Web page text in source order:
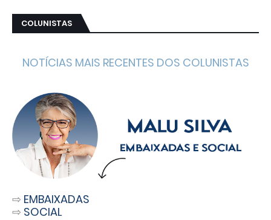
COLUNISTAS
NOTÍCIAS MAIS RECENTES DOS COLUNISTAS
⇨ EMBAIXADAS
⇨ SOCIAL